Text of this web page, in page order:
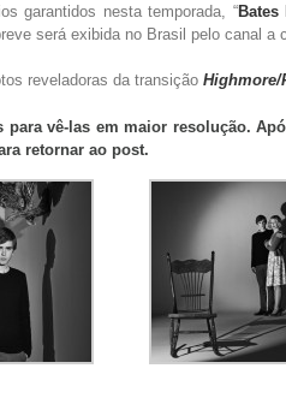
garantidos nesta temporada, “Bates
será exibida no Brasil pelo canal a
reveladoras da transição Highmore/
para vê-las em maior resolução.
retornar ao post.